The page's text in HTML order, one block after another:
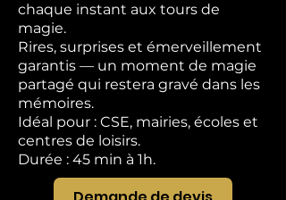
chaque instant aux tours de
magie.
Rires, surprises et émerveillement
garantis — un moment de magie
partagé qui restera gravé dans les
mémoires.
Idéal pour : CSE, mairies, écoles et
centres de loisirs.
Durée : 45 min à 1h.